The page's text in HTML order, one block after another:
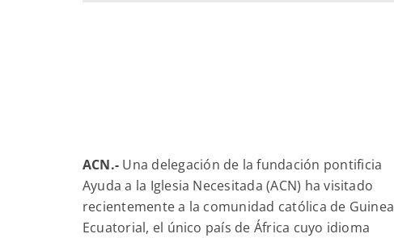
ACN.- Una delegación de la fundación pontificia
Ayuda a la Iglesia Necesitada (ACN) ha visitado
recientemente a la comunidad católica de Guinea
Ecuatorial, el único país de África cuyo idioma